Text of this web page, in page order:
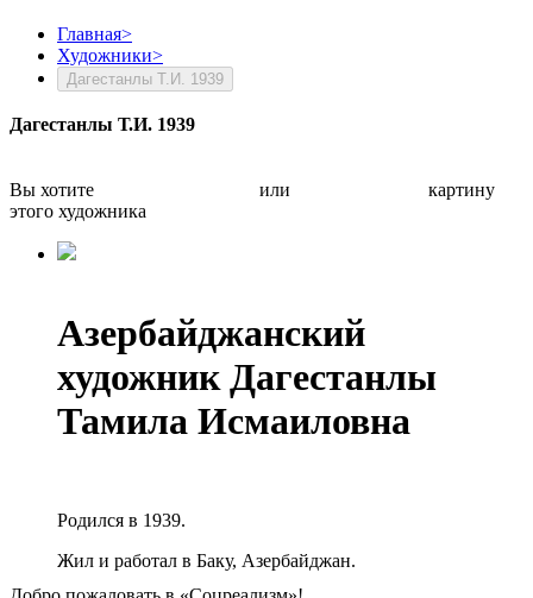
Главная>
Художники>
Дагестанлы Т.И. 1939
Дагестанлы Т.И. 1939
Вы хотите или
картину
этого художника
Азербайджанский
художник Дагестанлы
Тамила Исмаиловна
Родился в 1939.
Жил и работал в Баку, Азербайджан.